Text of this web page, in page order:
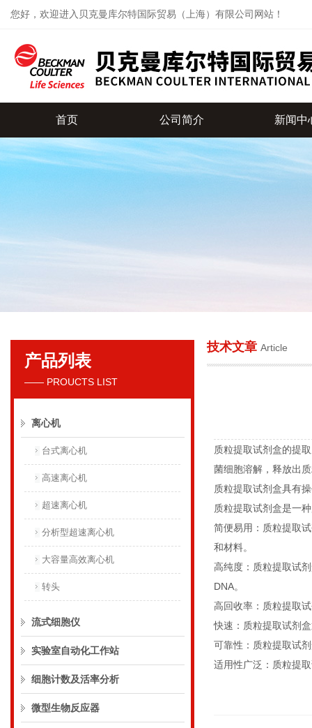
您好，欢迎进入贝克曼库尔特国际贸易（上海）有限公司网站！
贝克曼库尔特国际贸易（上海）有限公司
首页 公司简介 新闻中
产品列表
—— PROUCTS LIST
离心机
台式离心机
高速离心机
超速离心机
分析型超速离心机
大容量高效离心机
转头
流式细胞仪
实验室自动化工作站
细胞计数及活率分析
微型生物反应器
技术文章 Article
质粒提取试剂盒的提
菌细胞溶解，释放出
质粒提取试剂盒具有
质粒提取试剂盒是一
简便易用：质粒提取
和材料。
高纯度：质粒提取试
DNA。
高回收率：质粒提取
快速：质粒提取试剂
可靠性：质粒提取试
适用性广泛：质粒提